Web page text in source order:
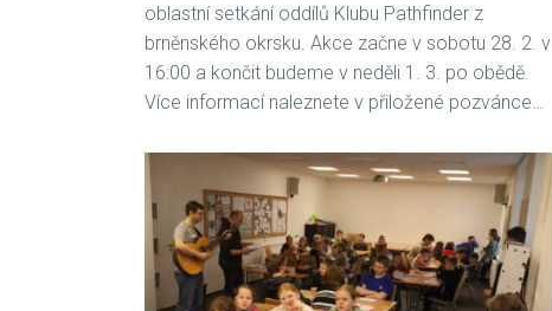
oblastní setkání oddílů Klubu Pathfinder z
brněnského okrsku. Akce začne v sobotu 28. 2. v
16:00 a končit budeme v neděli 1. 3. po obědě.
Více informací naleznete v přiložené pozvánce…